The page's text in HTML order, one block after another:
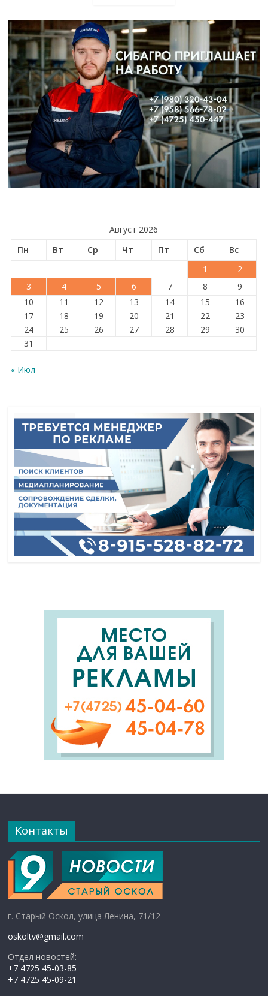
Август 2026
Пн
Вт Ср Чт Пт Сб
Вс
1
2
3
4 5 6 7 8
9
10
11 12 13 14 15
16
17
18 19 20 21 22
23
24
25 26 27 28 29
30
31
« Июл
Контакты
г. Старый Оскол, улица Ленина, 71/12
oskoltv@gmail.com
Отдел новостей:
+7 4725 45-03-85
+7 4725 45-09-21